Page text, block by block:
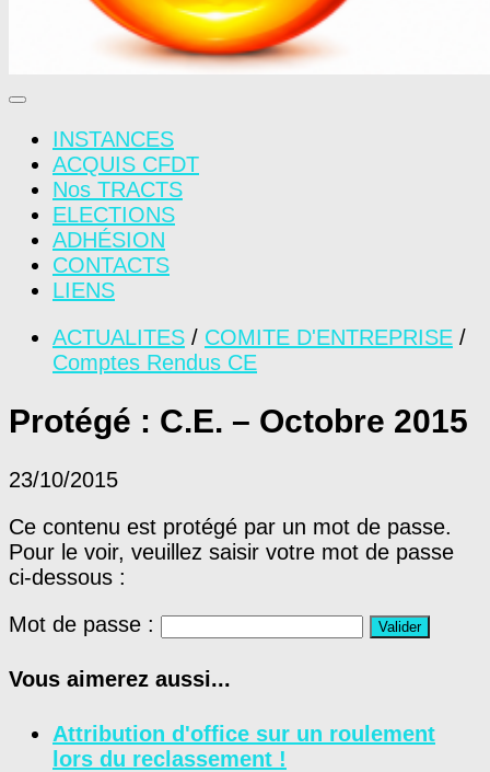
INSTANCES
ACQUIS CFDT
Nos TRACTS
ELECTIONS
ADHÉSION
CONTACTS
LIENS
ACTUALITES / COMITE D'ENTREPRISE /
Comptes Rendus CE
Protégé : C.E. – Octobre 2015
23/10/2015
Ce contenu est protégé par un mot de passe.
Pour le voir, veuillez saisir votre mot de passe
ci-dessous :
Mot de passe :
Vous aimerez aussi...
Attribution d'office sur un roulement
lors du reclassement !